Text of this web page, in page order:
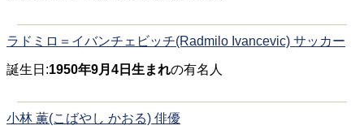
ラドミロ＝イバンチェビッチ(Radmilo Ivancevic) サッカー
誕生日:1950年9月4日生まれの有名人
小林 薫(こばやし かおる) 俳優